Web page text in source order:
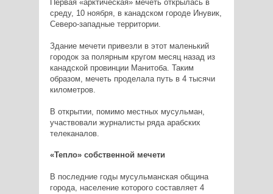
Первая «арктическая» мечеть открылась в
среду, 10 ноября, в канадском городе Инувик,
Северо-западные территории.
Здание мечети привезли в этот маленький
городок за полярным кругом месяц назад из
канадской провинции Манитоба. Таким
образом, мечеть проделала путь в 4 тысячи
километров.
В открытии, помимо местных мусульман,
участвовали журналисты ряда арабских
телеканалов.
«Тепло» собственной мечети
В последние годы мусульманская община
города, население которого составляет 4